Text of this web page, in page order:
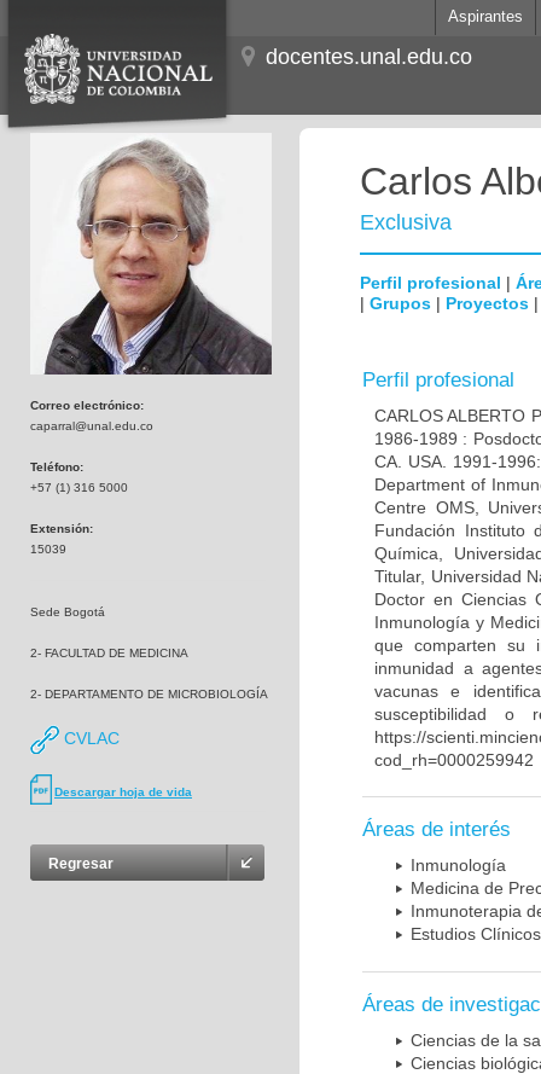
Aspirantes
docentes.unal.edu.co
Correo electrónico:
caparral@unal.edu.co
Teléfono:
+57 (1) 316 5000
Extensión:
15039
Sede Bogotá
2- FACULTAD DE MEDICINA
2- DEPARTAMENTO DE MICROBIOLOGÍA
CVLAC
Descargar hoja de vida
Regresar
Carlos
Exclusiva
Perfil profesional |
| Grupos | Proyectos
Perfil profesional
CARLOS ALBERTO
1986-1989 :
CA. USA. 1991-
Department of
Centre OMS,
Fundación Instituto
Química,
Titular, Universidad
Doctor en Ciencias
Inmunología y
que comparten su
inmunidad a
vacunas e
susceptibilidad o
https://
cod_rh=0000259942
Áreas de interés
Inmunología
Medicina de
Inmunoterapia
Estudios Clínicos
Áreas de
Ciencias de la
Ciencias